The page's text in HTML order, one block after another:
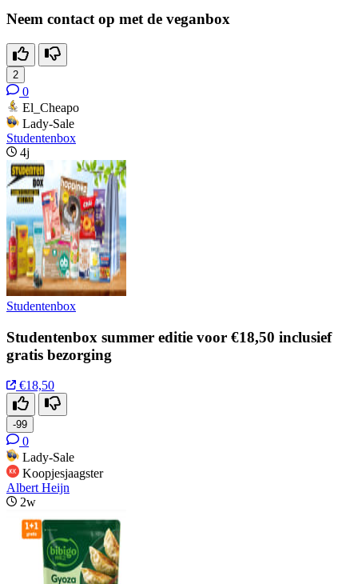
Neem contact op met de veganbox
2
0
El_Cheapo
Lady-Sale
Studentenbox
4j
Studentenbox
Studentenbox summer editie voor €18,50 inclusief
gratis bezorging
€18,50
-99
0
Lady-Sale
Koopjesjaagster
Albert Heijn
2w